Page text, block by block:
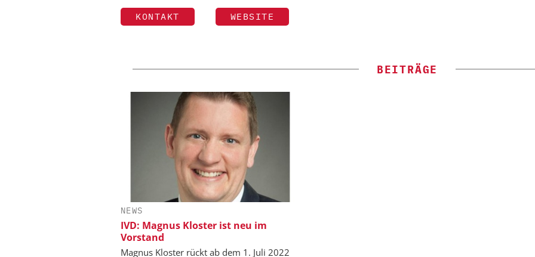
KONTAKT WEBSITE
BEITRÄGE
NEWS
IVD: Magnus Kloster ist neu im
Vorstand
Magnus Kloster rückt ab dem 1. Juli 2022